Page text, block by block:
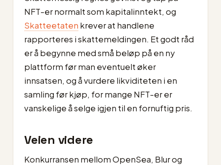
NFT-er normalt som kapitalinntekt, og
Skatteetaten krever at handlene
rapporteres i skattemeldingen. Et godt råd
er å begynne med små beløp på en ny
plattform før man eventuelt øker
innsatsen, og å vurdere likviditeten i en
samling før kjøp, for mange NFT-er er
vanskelige å selge igjen til en fornuftig pris.
Veien videre
Konkurransen mellom OpenSea, Blur og